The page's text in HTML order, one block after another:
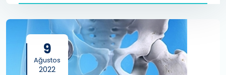
9
Ağustos
2022